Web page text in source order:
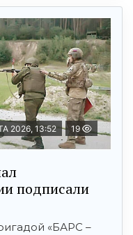
2026, 13:52 19
подписали
«БАРС –